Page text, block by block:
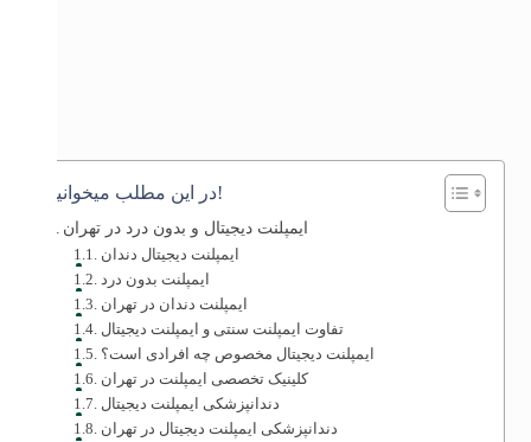
در این مطلب میخوانید!
ایمپلنت دیجیتال و بدون درد در تهران
ایمپلنت دیجیتال دندان
ایمپلنت بدون درد
ایمپلنت دندان در تهران
تفاوت ایمپلنت سنتی و ایمپلنت دیجیتال
ایمپلنت دیجیتال مخصوص چه افرادی است؟
کلینیک تخصصی ایمپلنت در تهران
دندانپزشکی ایمپلنت دیجیتال
دندانپزشکی ایمپلنت دیجیتال در تهران